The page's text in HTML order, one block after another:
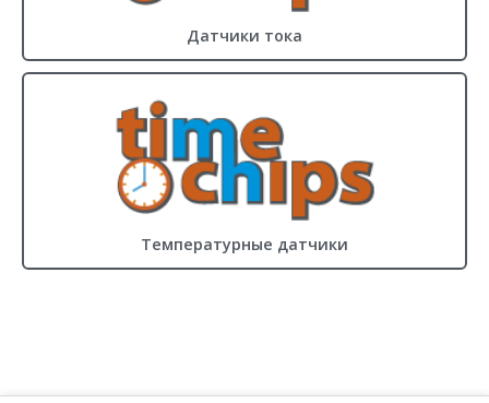
Датчики тока
Температурные датчики